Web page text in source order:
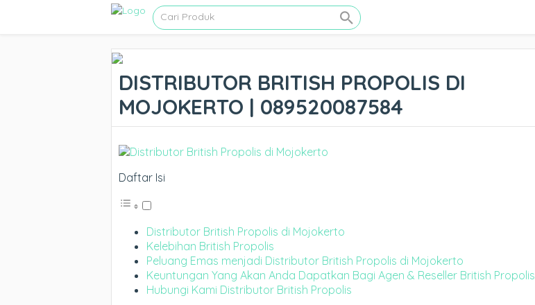
DISTRIBUTOR BRITISH PROPOLIS DI
MOJOKERTO | 089520087584
Daftar Isi
Distributor British Propolis di Mojokerto
Kelebihan British Propolis
Peluang Emas menjadi Distributor British Propolis di Mojokerto
Keuntungan Yang Akan Anda Dapatkan Bagi Agen & Reseller British Propolis
Hubungi Kami Distributor British Propolis